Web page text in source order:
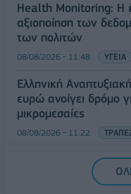
Health Monitoring: Η
αξιοποίηση των
των πολιτών
08/08/2026 - 11:48 ΥΓΕΙΑ
Ελληνική
ευρώ ανοίγει δρόμο
μικρομεσαίες
08/08/2026 - 11:22
5G παντού, 6G στον
Ελλάδα στη μεγάλη